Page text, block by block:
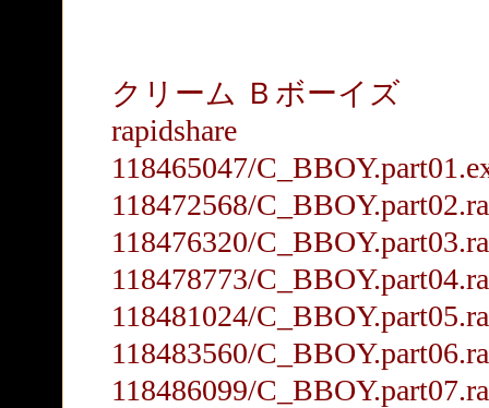
クリーム Ｂボーイズ
rapidshare
118465047/
118472568/
118476320/
118478773/
118481024/
118483560/
118486099/